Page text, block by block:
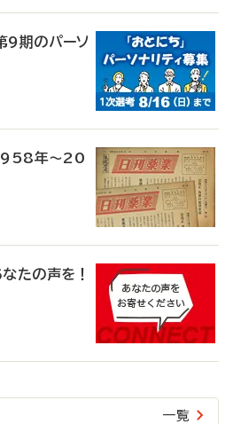
期のパーソ
年～20
たの声を！
一覧